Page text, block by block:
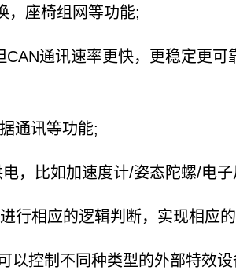
座椅组网等功能;
通讯速率更快，更稳定更可
通讯等功能;
比如加速度计/姿态陀螺/电子
相应的逻辑判断，实现相应
控制不同种类型的外部特效设